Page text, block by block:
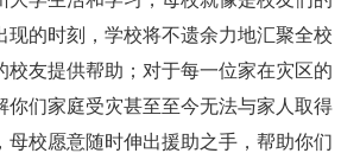
现的时刻，学校将不遗余力地汇聚全校
校友提供帮助；对于每一位家在灾区的
你们家庭受灾甚至至今无法与家人取得
母校愿意随时伸出援助之手，帮助你们